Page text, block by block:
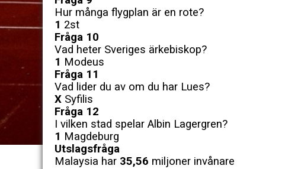
Hur många flygplan är en rote?
1 2st
Fråga 10
Vad heter Sveriges ärkebiskop?
1 Modeus
Fråga 11
Vad lider du av om du har Lues?
X Syfilis
Fråga 12
I vilken stad spelar Albin Lagergren?
1 Magdeburg
Utslagsfråga
Malaysia har 35,56 miljoner invånare